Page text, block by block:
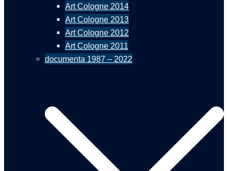
Art Cologne 2014
Art Cologne 2013
Art Cologne 2012
Art Cologne 2011
documenta 1987 – 2022